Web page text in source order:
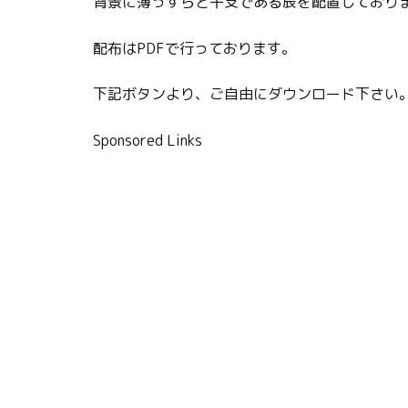
配布はPDFで行っております。
下記ボタンより、ご自由にダウンロード下さい。
Sponsored Links